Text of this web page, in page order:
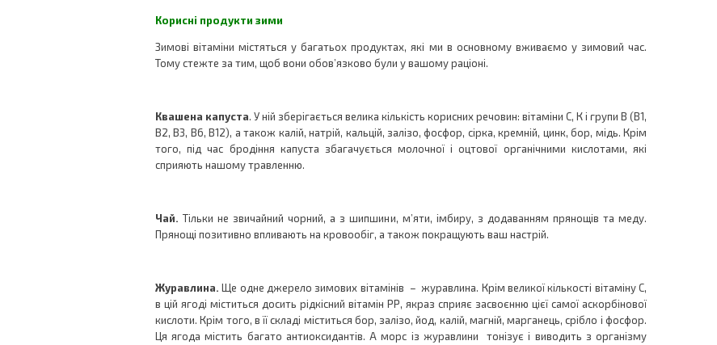
Корисні продукти зими
Зимові вітаміни містяться у багатьох продуктах, які ми в основному вживаємо у зимовий час.
Тому стежте за тим, щоб вони обов’язково були у вашому раціоні.
Квашена капуста. У ній зберігається велика кількість корисних речовин: вітаміни С, К і групи В (В1,
В2, В3, В6, В12), а також калій, натрій, кальцій, залізо, фосфор, сірка, кремній, цинк, бор, мідь. Крім
того, під час бродіння капуста збагачується молочної і оцтової органічними кислотами, які
сприяють нашому травленню.
Чай. Тільки не звичайний чорний, а з шипшини, м’яти, імбиру, з додаванням прянощів та меду.
Прянощі позитивно впливають на кровообіг, а також покращують ваш настрій.
Журавлина.Ще одне джерело зимових вітамінів – журавлина. Крім великої кількості вітаміну С,
в цій ягоді міститься досить рідкісний вітамін РР, якраз сприяє засвоєнню цієї самої аскорбінової
кислоти. Крім того, в її складі міститься бор, залізо, йод, калій, магній, марганець, срібло і фосфор.
Ця ягода містить багато антиоксидантів. А морс із журавлини тонізує і виводить з організму